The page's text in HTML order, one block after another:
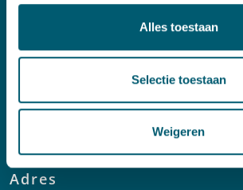
Alles toestaan
Selectie toestaan
Weigeren
Spoed (Buiten kantoortijden)
T:+31 6 20 01 08 16
Adres